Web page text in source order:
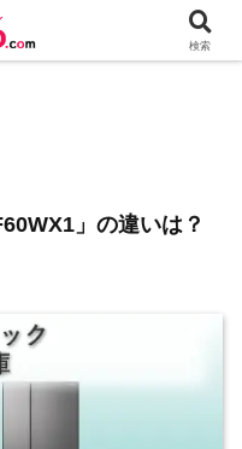
」の違いは？
検索